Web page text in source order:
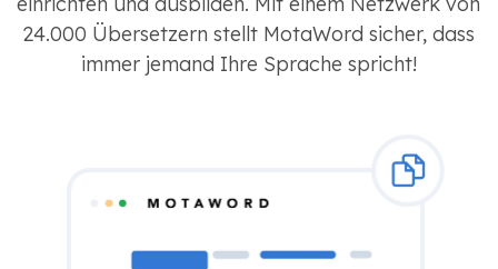
24.000 Übersetzern stellt MotaWord sicher, dass
immer jemand Ihre Sprache spricht!